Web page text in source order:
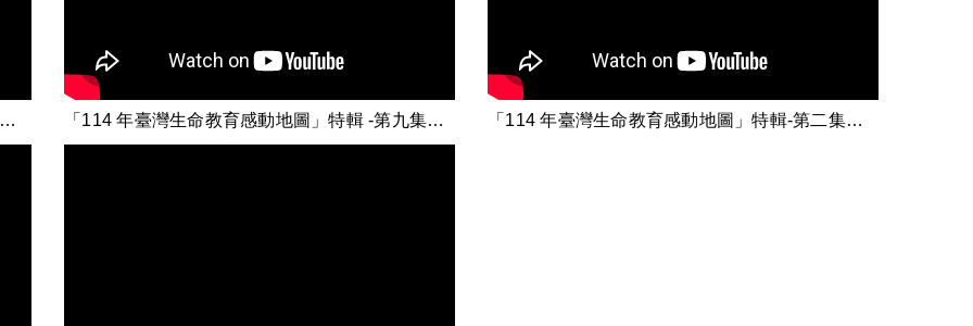
育感動地圖」特輯-第一集【把希望寫進教育的篇章】 「114 年臺灣生命教育感動地圖」特輯 -第九集【 有愛無礙：愛就是要能夠為了對方擁抱痛苦】 「114 年臺灣生命教育感動地圖」特輯-第二集【解開人生方程式：重新定義生死】